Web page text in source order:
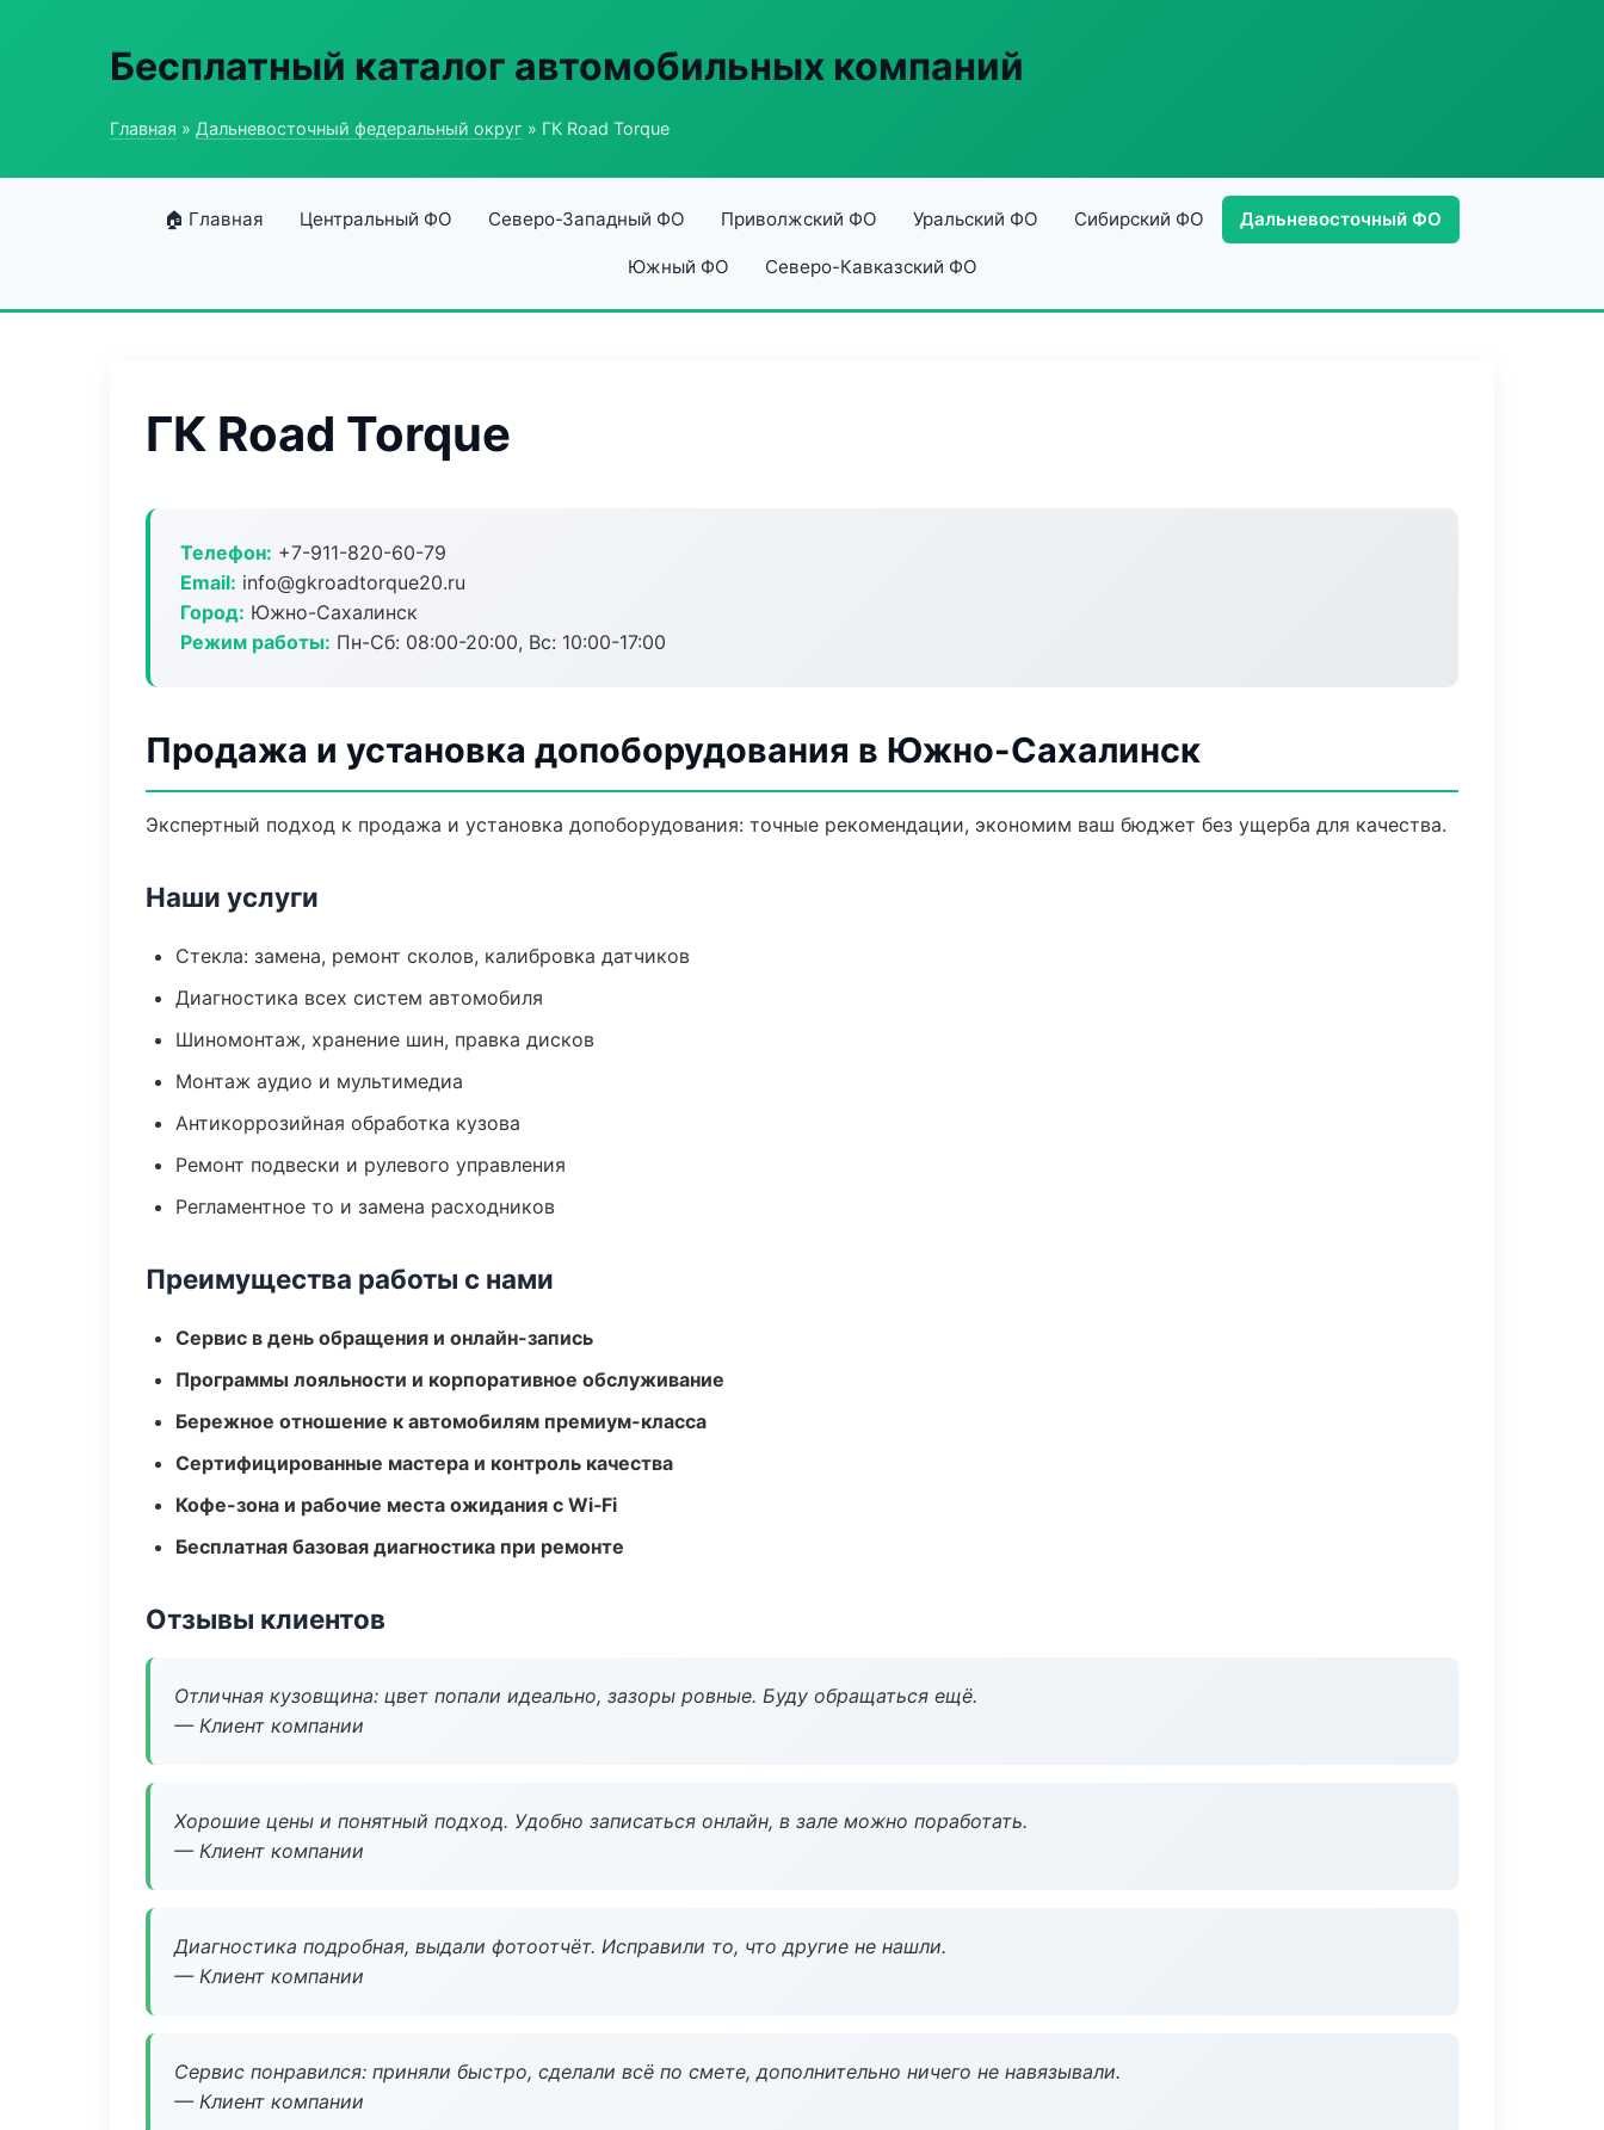
Бесплатный каталог автомобильных компаний
Главная » Дальневосточный федеральный округ » ГК Road Torque
🏠 Главная Центральный ФО Северо-Западный ФО Приволжский ФО Уральский ФО Сибирский ФО Дальневосточный ФО
Южный ФО Северо-Кавказский ФО
ГК Road Torque
Телефон: +7-911-820-60-79
Email: info@gkroadtorque20.ru
Город: Южно-Сахалинск
Режим работы: Пн-Сб: 08:00-20:00, Вс: 10:00-17:00
Продажа и установка допоборудования в Южно-Сахалинск
Экспертный подход к продажа и установка допоборудования: точные рекомендации, экономим ваш бюджет без ущерба для качества.
Наши услуги
Стекла: замена, ремонт сколов, калибровка датчиков
Диагностика всех систем автомобиля
Шиномонтаж, хранение шин, правка дисков
Монтаж аудио и мультимедиа
Антикоррозийная обработка кузова
Ремонт подвески и рулевого управления
Регламентное то и замена расходников
Преимущества работы с нами
Сервис в день обращения и онлайн-запись
Программы лояльности и корпоративное обслуживание
Бережное отношение к автомобилям премиум-класса
Сертифицированные мастера и контроль качества
Кофе-зона и рабочие места ожидания с Wi‑Fi
Бесплатная базовая диагностика при ремонте
Отзывы клиентов
Отличная кузовщина: цвет попали идеально, зазоры ровные. Буду обращаться ещё.
— Клиент компании
Хорошие цены и понятный подход. Удобно записаться онлайн, в зале можно поработать.
— Клиент компании
Диагностика подробная, выдали фотоотчёт. Исправили то, что другие не нашли.
— Клиент компании
Сервис понравился: приняли быстро, сделали всё по смете, дополнительно ничего не навязывали.
— Клиент компании